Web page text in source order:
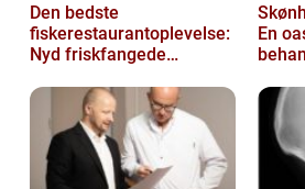
Den bedste
fiskerestaurantoplevelse:
Nyd friskfangede
En